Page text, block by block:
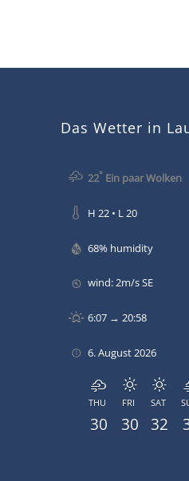
Das Wetter in
22° Ein paar Wolken
H 22 • L 20
68% humidity
wind: 2m/s SE
6:07 → 20:58
6. August 2026
THU
30
FRI
30
SAT
32